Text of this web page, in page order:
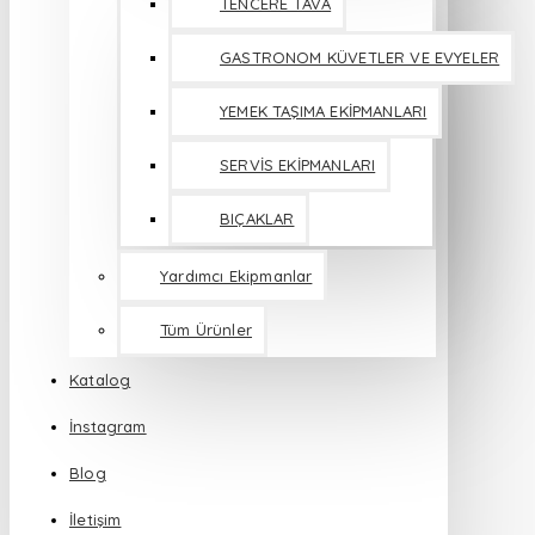
GASTRONOM KÜVETLER VE EVYELER
YEMEK TAŞIMA EKİPMANLARI
SERVİS EKİPMANLARI
BIÇAKLAR
Yardımcı Ekipmanlar
Tüm Ürünler
Katalog
İnstagram
Blog
İletişim